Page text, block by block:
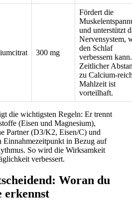
300 mg
Fördert die
und unterstützt
Nervensystem,
den Schlaf
verbessern kann.
Zeitlicher
zu Calcium-
Mahlzeit ist
vorteilhaft.
die wichtigsten Regeln: Er trennt
(Eisen und Magnesium),
Partner (D3/K2, Eisen/C) und
Einnahmezeitpunkt in Bezug auf
So wird die Wirksamkeit
verbessert.
Woran du
erkennst